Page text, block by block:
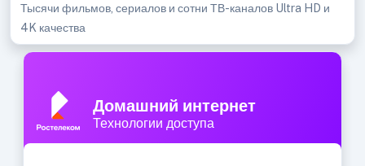
Тысячи фильмов, сериалов и сотни ТВ-каналов Ultra HD и
4K качества
Домашний интернет
Технологии доступа